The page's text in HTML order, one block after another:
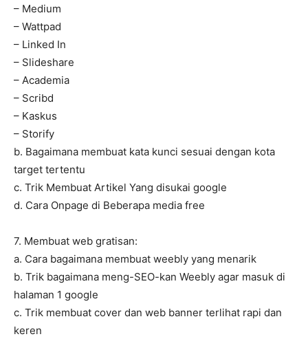
– Medium
– Wattpad
– Linked In
– Slideshare
– Academia
– Scribd
– Kaskus
– Storify
b. Bagaimana membuat kata kunci sesuai dengan kota
target tertentu
c. Trik Membuat Artikel Yang disukai google
d. Cara Onpage di Beberapa media free
7. Membuat web gratisan:
a. Cara bagaimana membuat weebly yang menarik
b. Trik bagaimana meng-SEO-kan Weebly agar masuk di
halaman 1 google
c. Trik membuat cover dan web banner terlihat rapi dan
keren